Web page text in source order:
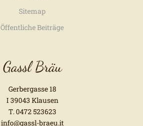
Sitemap
Öffentliche Beiträge
Gassl Bräu
Gerbergasse 18
I 39043 Klausen
T. 0472 523623
info@gassl-braeu.it